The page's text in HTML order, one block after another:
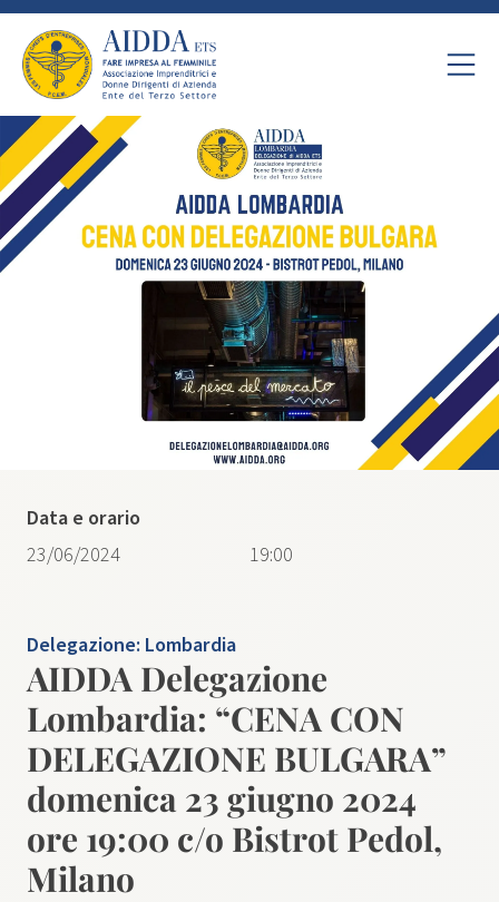
Delegazione: Lombardia
AIDDA Delegazione
Lombardia: “CENA CON
DELEGAZIONE BULGARA”
domenica 23 giugno 2024
ore 19:00 c/o Bistrot Pedol,
Milano
Data e orario
23/06/2024
19:00